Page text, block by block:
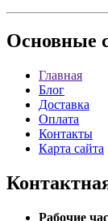
Основные
Главная
Блог
Доставка
Оплата
Контакты
Карта сайта
Рабочие